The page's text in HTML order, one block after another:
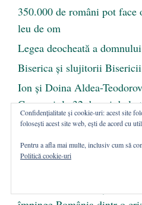
350.000 de români pot
leu de om
Legea deocheată a
Biserica și slujitorii Bisericii
Ion și Doina Aldea-
Coșereni, la 32 de ani de la
ULTIMA REPRIZĂ
Claudiu Târziu,
Confidențialitate și cookie-uri: acest site
folosești acest site web, ești de acord cu
Pentru a afla mai multe, inclusiv cum să
Politică cookie-uri